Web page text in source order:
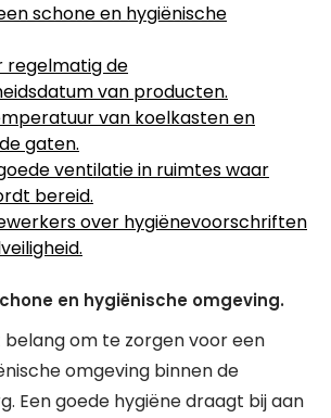
schone en hygiënische
regelmatig de
van producten.
van koelkasten en
gaten.
ventilatie in ruimtes waar
bereid.
over hygiënevoorschriften
en hygiënische omgeving.
belang om te zorgen voor een
omgeving binnen de
Een goede hygiëne draagt bij aan